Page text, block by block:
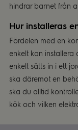
hindrar barnet från
Hur installeras
Fördelen med en
enkelt kan installera
enkelt sätts in i ett
ska däremot en
ska du alltid
kök och vilken